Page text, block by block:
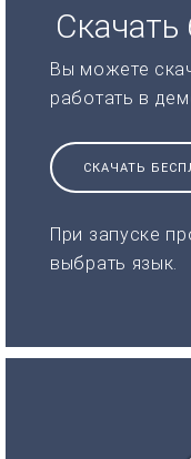
Скачать
Вы можете
работать в
СКАЧАТЬ
При запуске
выбрать язык.